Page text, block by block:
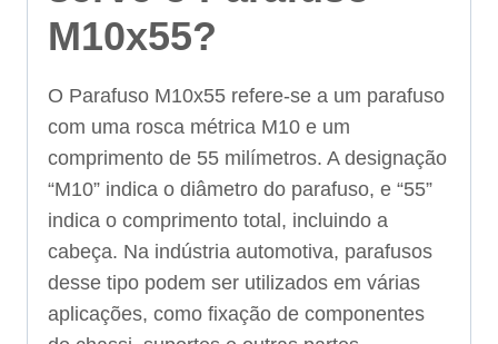
M10x55?
O Parafuso M10x55 refere-se a um parafuso
com uma rosca métrica M10 e um
comprimento de 55 milímetros. A designação
“M10” indica o diâmetro do parafuso, e “55”
indica o comprimento total, incluindo a
cabeça. Na indústria automotiva, parafusos
desse tipo podem ser utilizados em várias
aplicações, como fixação de componentes